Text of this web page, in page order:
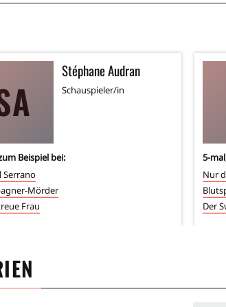
Stéphane Audran
Schauspieler/in
Beispiel bei:
Serrano
Mörder
Frau
5-
Nur
Der